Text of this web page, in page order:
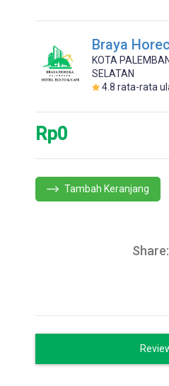
Braya
KOTA
SELATAN
4.8 rata-rata
Rp0
Tambah Keranjang
Share: